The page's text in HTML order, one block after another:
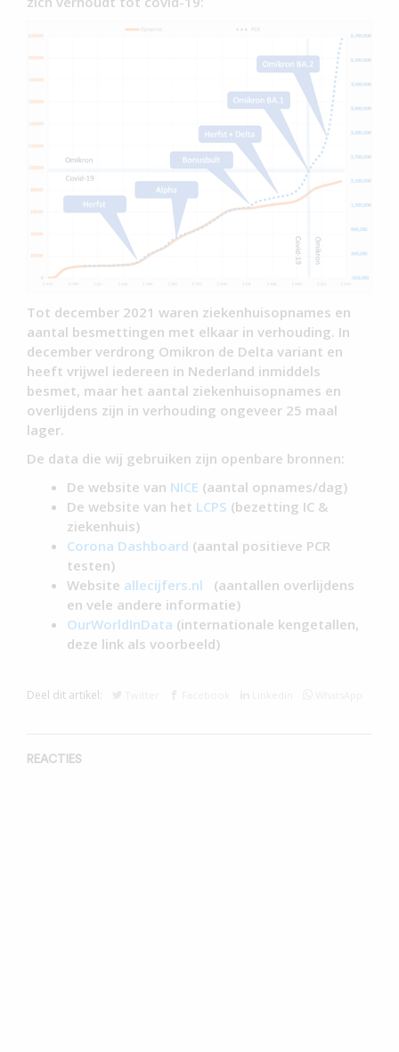
Tot december 2021 waren ziekenhuisopnames en
aantal besmettingen met elkaar in verhouding. In
december verdrong Omikron de Delta variant en
heeft vrijwel iedereen in Nederland inmiddels
besmet, maar het aantal ziekenhuisopnames en
overlijdens zijn in verhouding ongeveer 25 maal
lager.
De data die wij gebruiken zijn openbare bronnen:
De website van NICE (aantal opnames/dag)
De website van het LCPS (bezetting IC &
ziekenhuis)
Corona Dashboard (aantal positieve PCR
testen)
Website allecijfers.nl (aantallen overlijdens
en vele andere informatie)
OurWorldInData (internationale kengetallen,
deze link als voorbeeld)
Deel dit artikel:
REACTIES